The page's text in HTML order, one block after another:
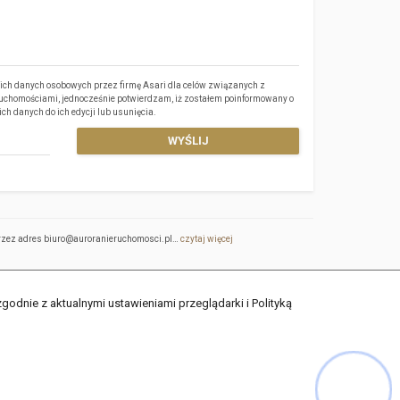
danych osobowych przez firmę Asari dla celów związanych z
jednocześnie potwierdzam, iż zostałem poinformowany o
danych do ich edycji lub usunięcia.
adres biuro@auroranieruchomosci.pl… czytaj więcej
z aktualnymi ustawieniami przeglądarki i Polityką